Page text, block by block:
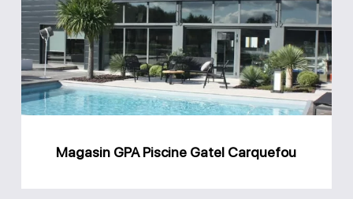
Piscine
Gatel
Carquefou
Magasin GPA Piscine Gatel Carquefou